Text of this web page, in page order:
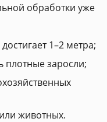
обработки уже
1–2 метра;
плотные заросли;
животных.